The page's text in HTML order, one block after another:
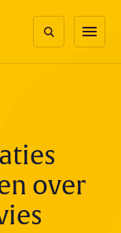
menu
over